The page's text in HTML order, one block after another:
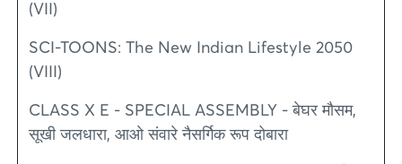
(VII)
SCI-TOONS: The New Indian Lifestyle 2050
(VIII)
CLASS X E - SPECIAL ASSEMBLY - बेघर मौसम,
सूखी जलधारा, आओ संवारे नैसर्गिक रूप दोबारा